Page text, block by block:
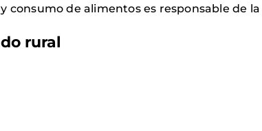
consumo de alimentos es responsable de
do rural